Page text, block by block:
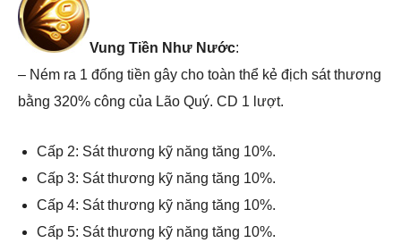
Vung Tiền Như Nước:
– Ném ra 1 đống tiền gây cho toàn thể kẻ địch sát thương
bằng 320% công của Lão Quý. CD 1 lượt.
Cấp 2: Sát thương kỹ năng tăng 10%.
Cấp 3: Sát thương kỹ năng tăng 10%.
Cấp 4: Sát thương kỹ năng tăng 10%.
Cấp 5: Sát thương kỹ năng tăng 10%.